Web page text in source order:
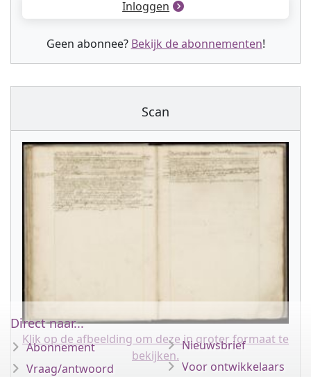
Inloggen
Geen abonnee? Bekijk de abonnementen!
Scan
Klik op de afbeelding om deze in groter formaat te
bekijken.
Direct naar...
Abonnement
Vraag/antwoord
Nieuwsbrief
Voor ontwikkelaars